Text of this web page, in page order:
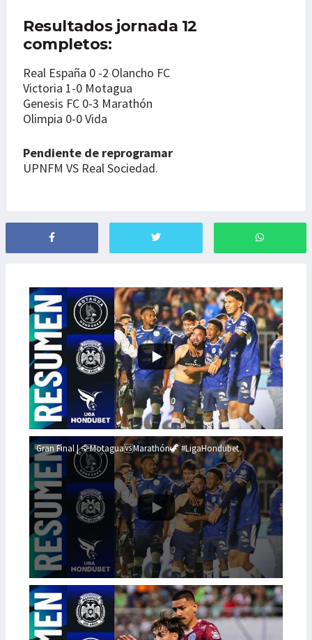
Resultados jornada 12
completos:
Real España 0 -2 Olancho FC
Victoria 1-0 Motagua
Genesis FC 0-3 Marathón
Olimpia 0-0 Vida
Pendiente de reprogramar
UPNFM VS Real Sociedad.
Gran Final | 🦅Motagua🆚Marathón🦖 #LigaHondubet